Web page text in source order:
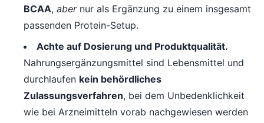
BCAA, abernur als Ergänzung zu einem insgesamt
passenden Protein-Setup.
Achte auf Dosierung und Produktqualität.
Nahrungsergänzungsmittel sind Lebensmittel und
durchlaufen kein behördliches
Zulassungsverfahren, bei dem Unbedenklichkeit
wie bei Arzneimitteln vorab nachgewiesen werden